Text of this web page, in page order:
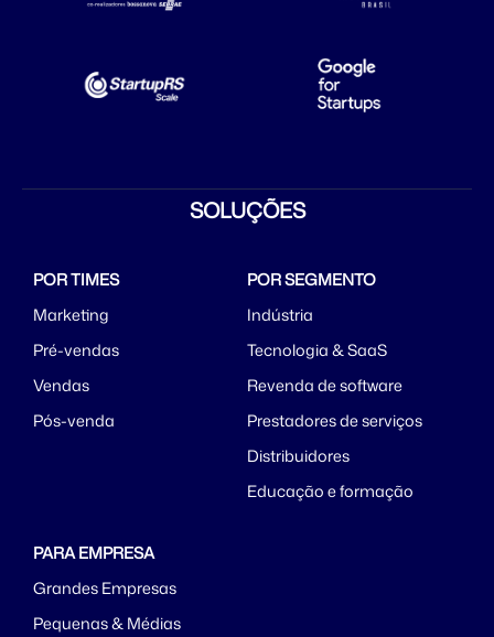
SOLUÇÕES
POR TIMES
Marketing
Pré-vendas
Vendas
Pós-venda
POR SEGMENTO
Indústria
Tecnologia & SaaS
Revenda de software
Prestadores de serviços
Distribuidores
Educação e formação
PARA EMPRESA
Grandes Empresas
Pequenas & Médias